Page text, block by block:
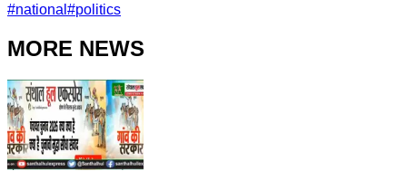
#national #politics
MORE NEWS